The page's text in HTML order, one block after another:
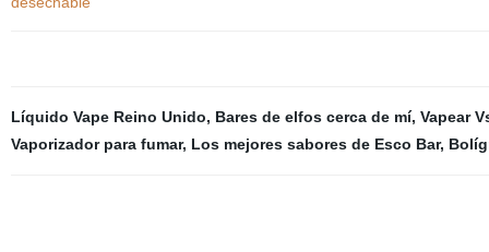
Líquido Vape Reino Unido, Bares de elfos cerca de mí, Vapear
Vaporizador para fumar, Los mejores sabores de Esco Bar,